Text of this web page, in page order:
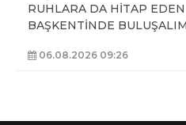
RUHLARA DA HİTAP EDEN
BAŞKENTİNDE
06.08.2026 09:26